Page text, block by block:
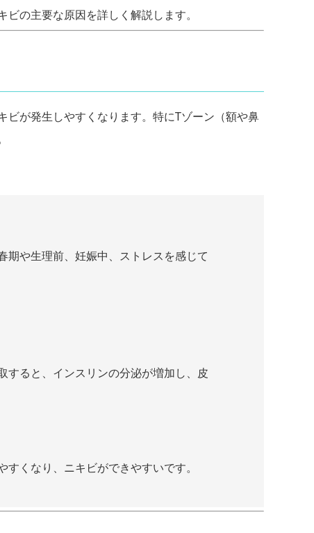
の主要な原因を詳しく解説します。
が発生しやすくなります。特にTゾーン（額や鼻
期や生理前、妊娠中、ストレスを感じて
すると、インスリンの分泌が増加し、皮
くなり、ニキビができやすいです。